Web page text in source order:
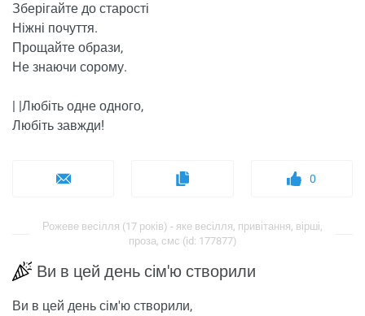
Зберігайте до старості
Ніжні почуття.
Прощайте образи,
Не знаючи сорому.
| |Любіть одне одного,
Любіть завжди!
0
Рожеве весілля (17 років) - яке весілля, привітання, вірші,
проза, смс (id: 177877)
Ви в цей день сім'ю створили
Ви в цей день сім'ю створили,